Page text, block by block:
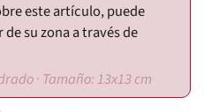
este artículo, puede
su zona a través de
· Tamaño: 13x13 cm